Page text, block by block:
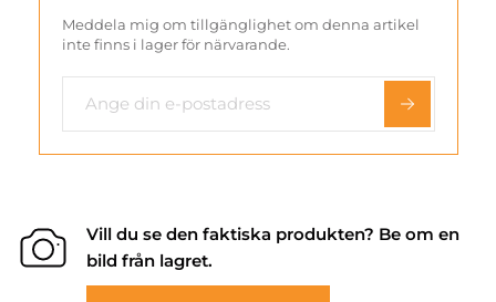
Meddela mig om tillgänglighet om denna artikel
inte finns i lager för närvarande.
Vill du se den faktiska produkten? Be om en
bild från lagret.